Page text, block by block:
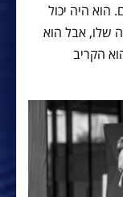
הוא היה יכול
שלו, אבל הוא
הקריב